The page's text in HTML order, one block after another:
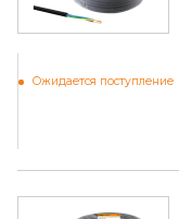
Ожидается поступление